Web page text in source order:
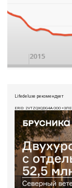
Lifedeluxe рекомендует
ERID: 2VTZQXQDG4A ООО